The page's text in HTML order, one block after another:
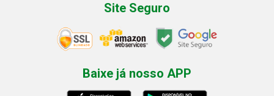
Site Seguro
Baixe já nosso APP